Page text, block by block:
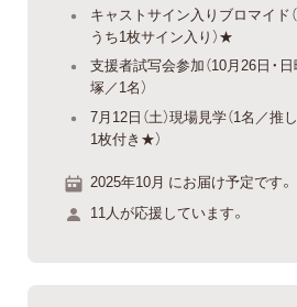
キャストサイン入りブロマイド
うち1枚サイン入り）★
支援者試写会参加（10月26日・
塚／1名）
7月12日（土）現場見学（1名／
1枚付き★）
2025年10月 にお届け予定です。
11人が応援しています。